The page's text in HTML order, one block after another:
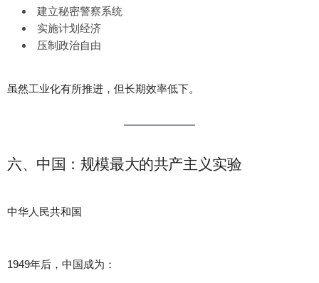
建立秘密警察系统
实施计划经济
压制政治自由
虽然工业化有所推进，但长期效率低下。
六、中国：规模最大的共产主义实验
中华人民共和国
1949年后，中国成为：